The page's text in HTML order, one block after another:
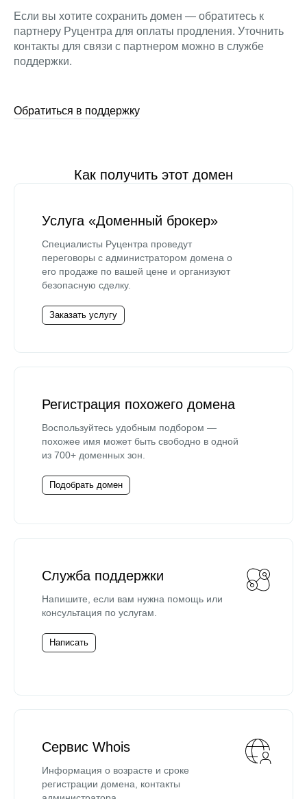
Если вы хотите сохранить домен — обратитесь к
партнеру Руцентра для оплаты продления. Уточнить
контакты для связи с партнером можно в службе
поддержки.
Обратиться в поддержку
Как получить этот домен
Услуга «Доменный брокер»
Специалисты Руцентра проведут
переговоры с администратором домена о
его продаже по вашей цене и организуют
безопасную сделку.
Заказать услугу
Регистрация похожего домена
Воспользуйтесь удобным подбором —
похожее имя может быть свободно в одной
из 700+ доменных зон.
Подобрать домен
Служба поддержки
Напишите, если вам нужна помощь или
консультация по услугам.
Написать
Сервис Whois
Информация о возрасте и сроке
регистрации домена, контакты